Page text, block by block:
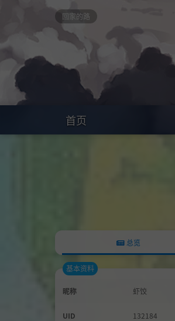
回家的路
首页
总览
基本资料
昵称 虾饺
UID 132184